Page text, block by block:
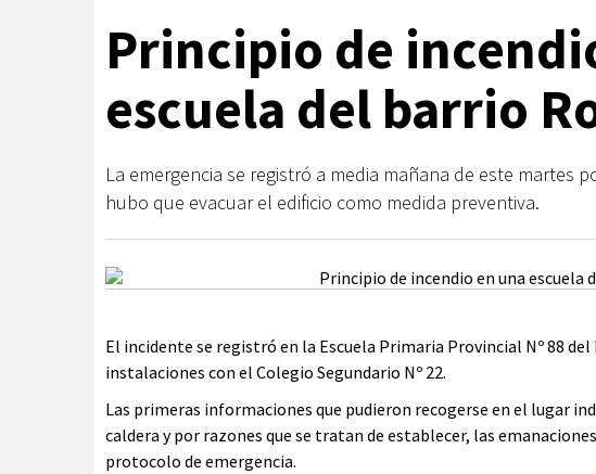
Principio de
escuela del barrio
La emergencia se registró a media mañana de este martes
hubo que evacuar el edificio como medida preventiva.
El incidente se registró en la Escuela Primaria Provincial Nº 88
instalaciones con el Colegio Segundario Nº 22.
Las primeras informaciones que pudieron recogerse en el lugar
caldera y por razones que se tratan de establecer, las
protocolo de emergencia.